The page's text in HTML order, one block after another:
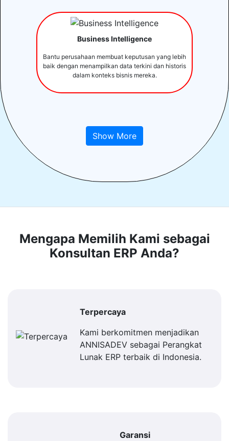
Business Intelligence
Bantu perusahaan membuat keputusan yang lebih
baik dengan menampilkan data terkini dan historis
dalam konteks bisnis mereka.
Show More
Mengapa Memilih Kami sebagai
Konsultan ERP Anda?
Terpercaya
Kami berkomitmen menjadikan
ANNISADEV sebagai Perangkat
Lunak ERP terbaik di Indonesia.
Garansi